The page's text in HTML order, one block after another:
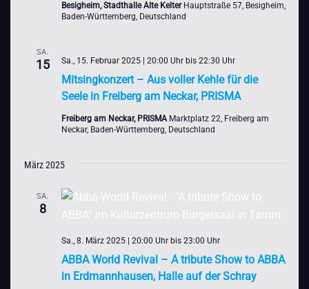
Besigheim, Stadthalle Alte Kelter Hauptstraße 57, Besigheim,
Baden-Württemberg, Deutschland
SA.
15
Mitsingkonzert – Aus voller Kehle für die
Seele in Freiberg am Neckar, PRISMA
Sa., 15. Februar 2025 | 20:00 Uhrbis 22:30 Uhr
Freiberg am Neckar, PRISMA Marktplatz 22, Freiberg am
Neckar, Baden-Württemberg, Deutschland
März 2025
SA.
8
ABBA World Revival – A tribute Show to ABBA
in Erdmannhausen, Halle auf der Schray
Sa., 8. März 2025 | 20:00 Uhrbis 23:00 Uhr